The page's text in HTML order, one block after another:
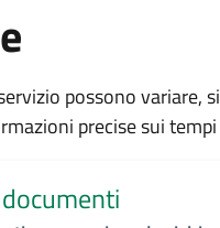
possono variare,
precise sui